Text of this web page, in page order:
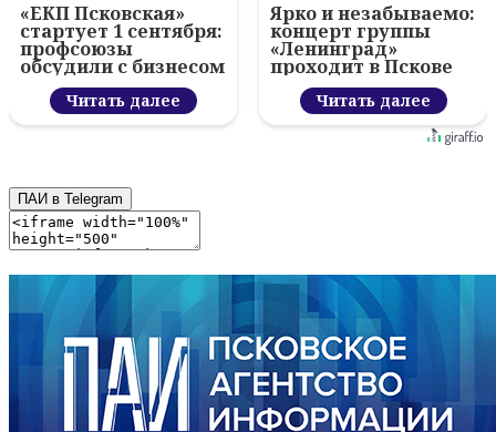
«ЕКП Псковская»
стартует 1 сентября:
профсоюзы
обсудили с бизнесом
новый цифровой
проектЧитать далее
Ярко и незабываемо:
концерт группы
«Ленинград»
проходит в Пскове
Читать далее
ПАИ в Telegram